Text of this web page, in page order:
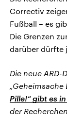
Correctiv
Fußball – es
Die Grenzen
darüber dürfte
Die neue
Pille!“ gibt es
der